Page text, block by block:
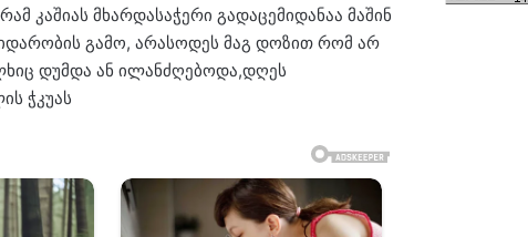
კაშიას მხარდასაჭერი გადაცემიდანაა მაშინ
გამო, არასოდეს მაგ დოზით რომ არ
დუმდა ან ილანძღებოდა,დღეს
ჭკუას